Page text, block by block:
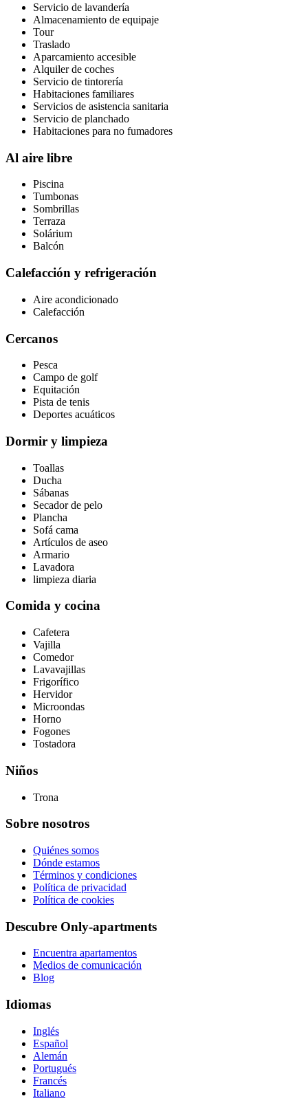
Servicio de lavandería
Almacenamiento de equipaje
Tour
Traslado
Aparcamiento accesible
Alquiler de coches
Servicio de tintorería
Habitaciones familiares
Servicios de asistencia sanitaria
Servicio de planchado
Habitaciones para no fumadores
Al aire libre
Piscina
Tumbonas
Sombrillas
Terraza
Solárium
Balcón
Calefacción y refrigeración
Aire acondicionado
Calefacción
Cercanos
Pesca
Campo de golf
Equitación
Pista de tenis
Deportes acuáticos
Dormir y limpieza
Toallas
Ducha
Sábanas
Secador de pelo
Plancha
Sofá cama
Artículos de aseo
Armario
Lavadora
limpieza diaria
Comida y cocina
Cafetera
Vajilla
Comedor
Lavavajillas
Frigorífico
Hervidor
Microondas
Horno
Fogones
Tostadora
Niños
Trona
Sobre nosotros
Quiénes somos
Dónde estamos
Términos y condiciones
Política de privacidad
Política de cookies
Descubre Only-apartments
Encuentra apartamentos
Medios de comunicación
Blog
Idiomas
Inglés
Español
Alemán
Portugués
Francés
Italiano